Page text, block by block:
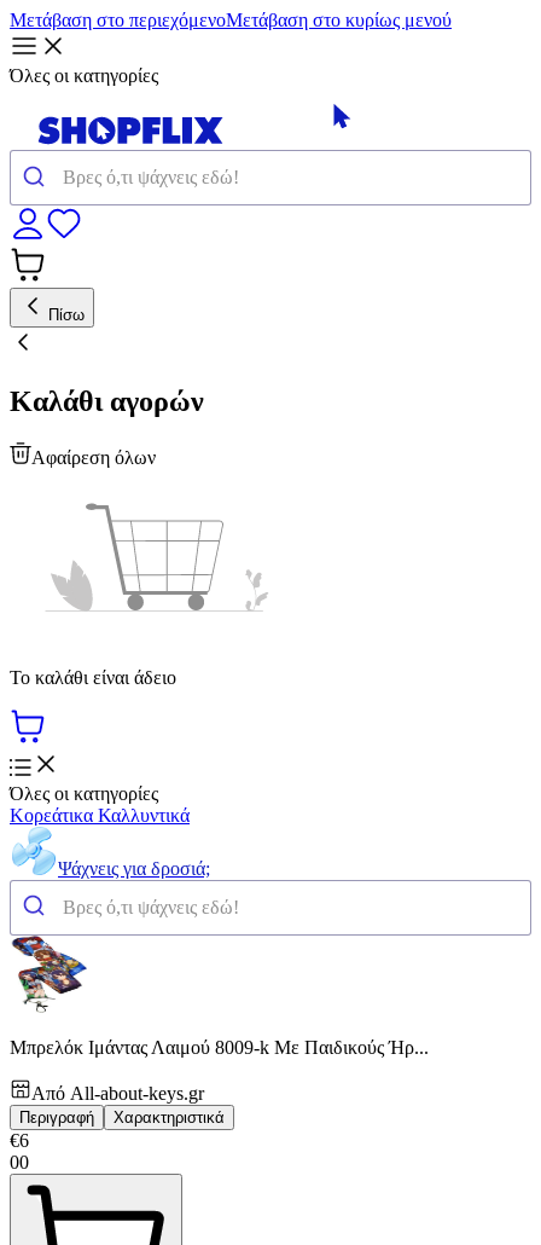
Μετάβαση στο περιεχόμενοΜετάβαση στο κυρίως μενού
Όλες οι κατηγορίες
Πίσω
Καλάθι αγορών
Αφαίρεση όλων
Το καλάθι είναι άδειο
Όλες οι κατηγορίες
Κορεάτικα Καλλυντικά
Ψάχνεις για δροσιά;
Μπρελόκ Ιμάντας Λαιμού 8009-k Με Παιδικούς Ήρ...
Από All-about-keys.gr
Περιγραφή Χαρακτηριστικά
€6
00